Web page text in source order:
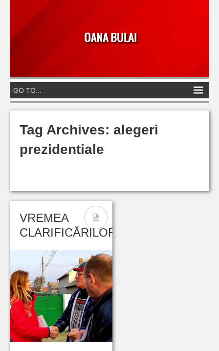
Tag Archives: alegeri
prezidentiale
VREMEA
CLARIFICĂRILOR